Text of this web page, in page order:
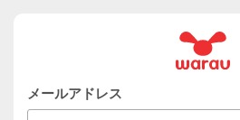
メールアドレス